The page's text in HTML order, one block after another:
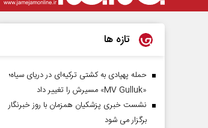
تازه ها
حمله پهپادی به کشتی ترکیه‌ای در دریای سیاه؛
«MV Gulluk» مسیرش را تغییر داد
نشست خبری پزشکیان همزمان با روز خبرنگار
برگزار می شود